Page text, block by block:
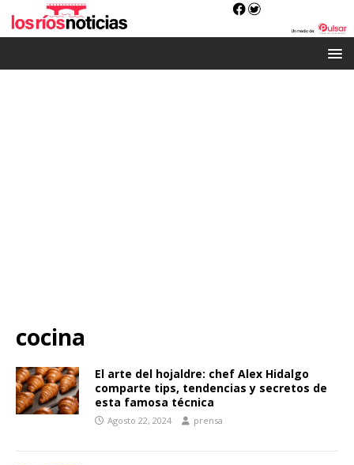
cocina
El arte del hojaldre: chef Alex Hidalgo
comparte tips, tendencias y secretos de
esta famosa técnica
Agosto 22, 2024 prensa